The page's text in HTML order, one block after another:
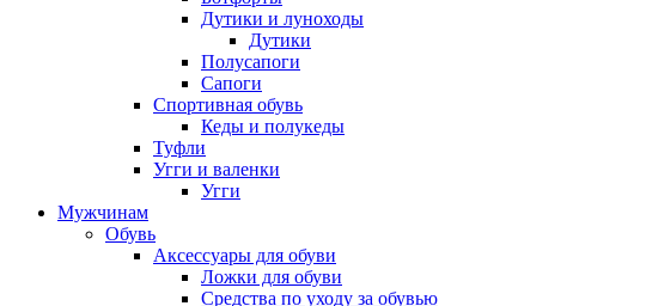
Дутики и луноходы
Дутики
Полусапоги
Сапоги
Спортивная обувь
Кеды и полукеды
Туфли
Угги и валенки
Угги
Мужчинам
Обувь
Аксессуары для обуви
Ложки для обуви
Средства по уходу за обувью